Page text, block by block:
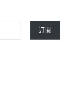
訂閱